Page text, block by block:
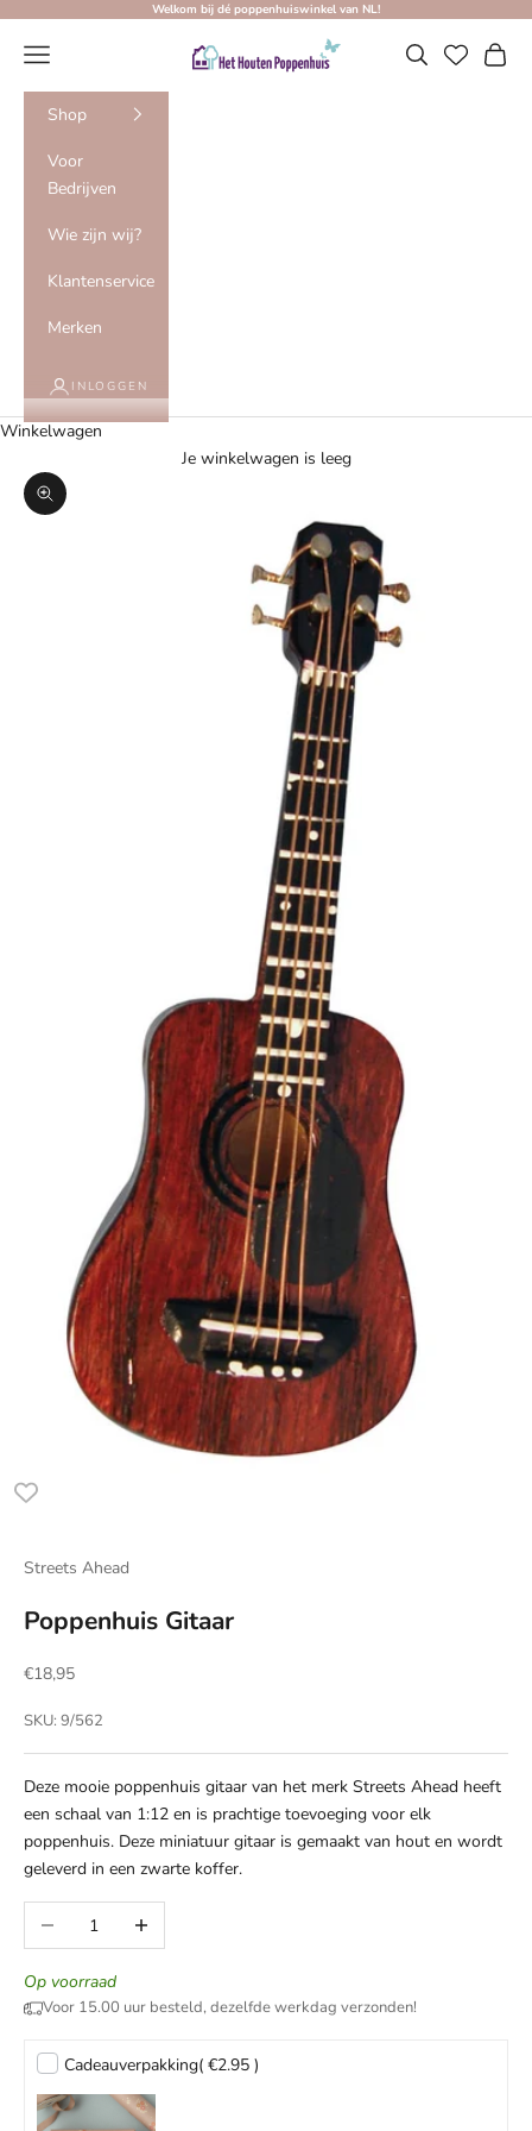
Welkom bij dé poppenhuiswinkel van NL!
Het Houten Poppenhuis
Menu Zoeken
Shop
Voor
Bedrijven
Wie zijn wij?
Klantenservice
Merken
INLOGGEN
Winkelwagen
Je winkelwagen is leeg
In-/uitzoomen
Streets Ahead
Poppenhuis Gitaar
Aanbiedingsprijs
€18,95
SKU: 9/562
Deze mooie poppenhuis gitaar van het merk Streets Ahead heeft
een schaal van 1:12 en is prachtige toevoeging voor elk
poppenhuis. Deze miniatuur gitaar is gemaakt van hout en wordt
geleverd in een zwarte koffer.
Aantal verlagenAantal verhogen
Op voorraad
Voor 15.00 uur besteld, dezelfde werkdag verzonden!
Cadeauverpakking( €2.95 )